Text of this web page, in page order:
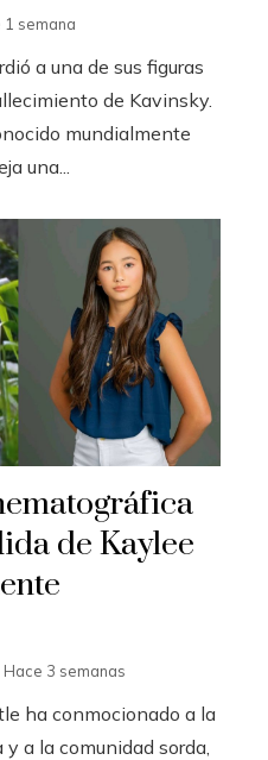
1 semana
a una de sus figuras
de Kavinsky.
mundialmente
una...
de Kaylee
Hace 3 semanas
ha conmocionado a la
a la comunidad sorda,